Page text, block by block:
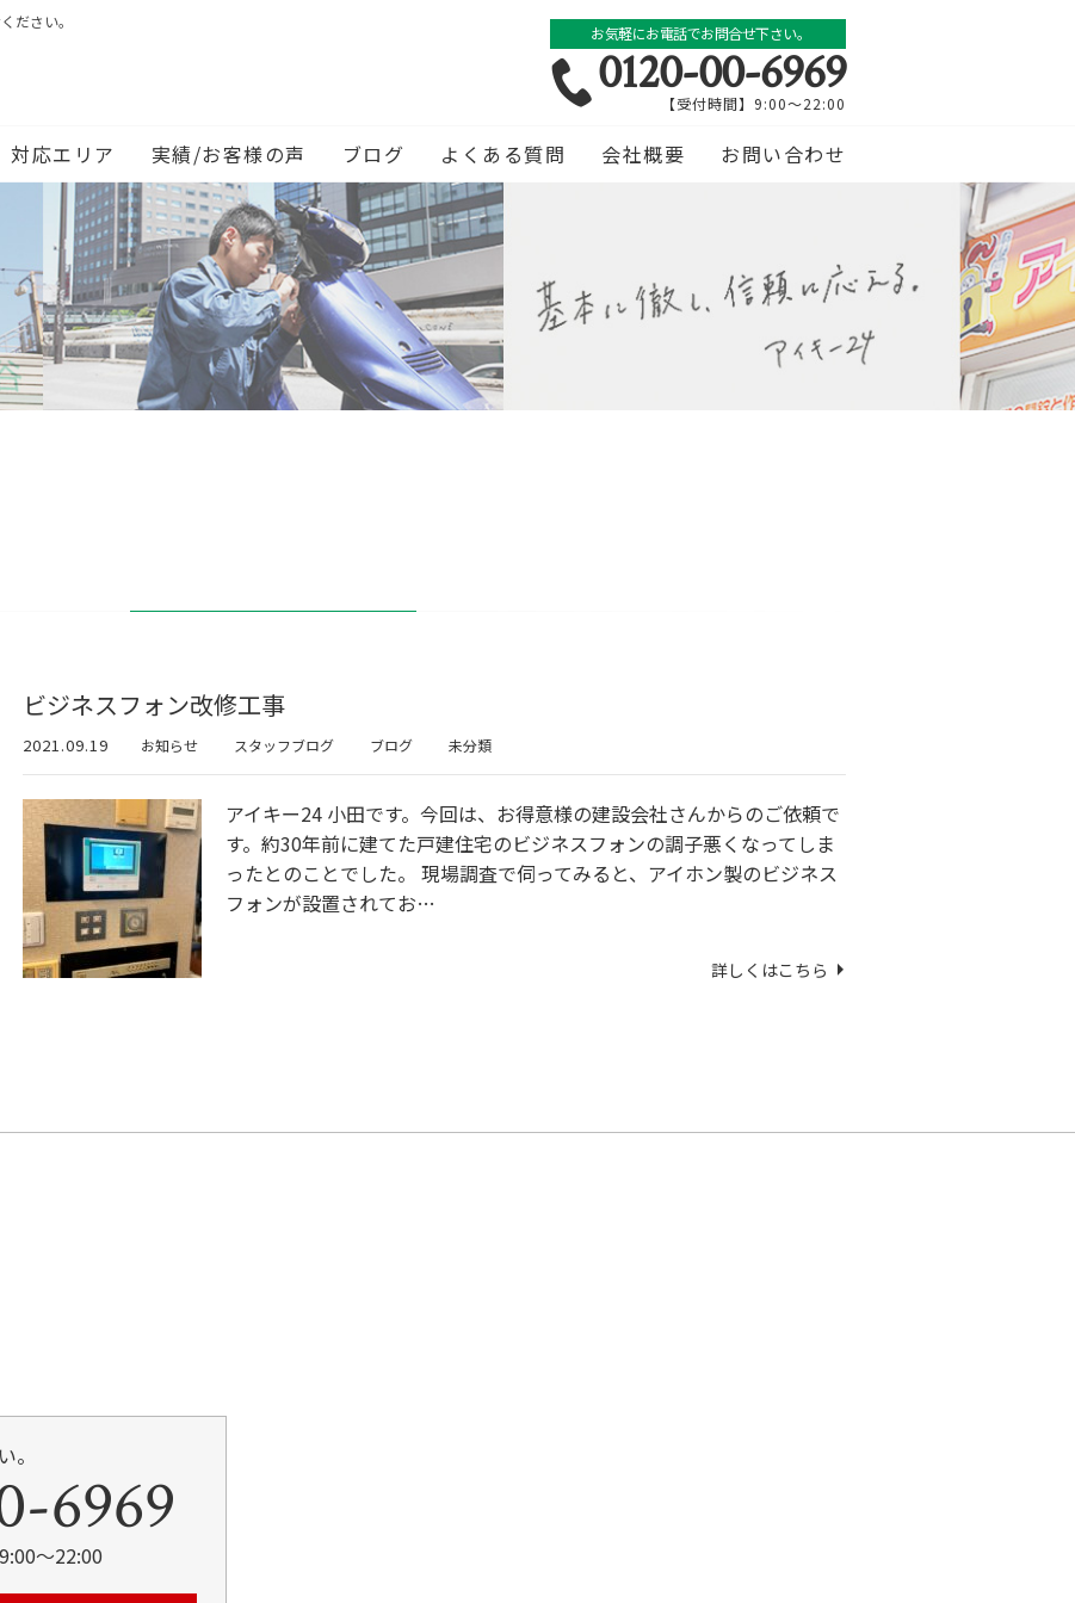
ださい。
お気軽にお電話でお問合せ下さい。
0120-00-6969
【受付時間】9:00～22:00
対応エリア 実績/お客様の声 ブログ よくある質問 会社概要 お問い合わせ
ビジネスフォン改修工事
2021.09.19 お知らせ スタッフブログ ブログ 未分類
アイキー24 小田です。今回は、お得意様の建設会社さんからのご依頼で
す。約30年前に建てた戸建住宅のビジネスフォンの調子悪くなってしま
ったとのことでした。 現場調査で伺ってみると、アイホン製のビジネス
フォンが設置されてお…
詳しくはこちら
。
6969
～22:00